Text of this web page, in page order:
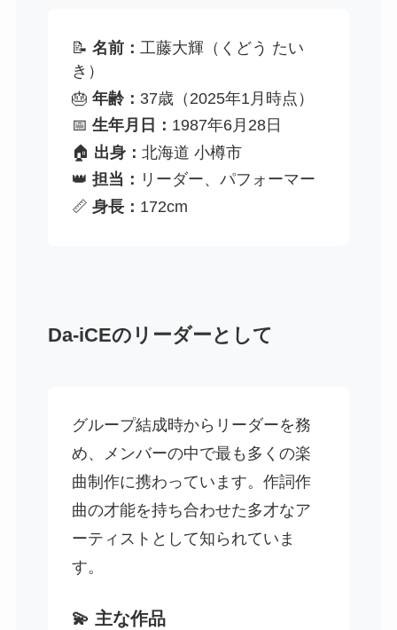
📝 名前： 工藤大輝（くどう たい
き）
🎂 年齢： 37歳（2025年1月時点）
📅 生年月日： 1987年6月28日
🏠 出身： 北海道 小樽市
👑 担当： リーダー、パフォーマー
📏 身長： 172cm
Da-iCEのリーダーとして
グループ結成時からリーダーを務
め、メンバーの中で最も多くの楽
曲制作に携わっています。作詞作
曲の才能を持ち合わせた多才なア
ーティストとして知られていま
す。
💫 主な作品